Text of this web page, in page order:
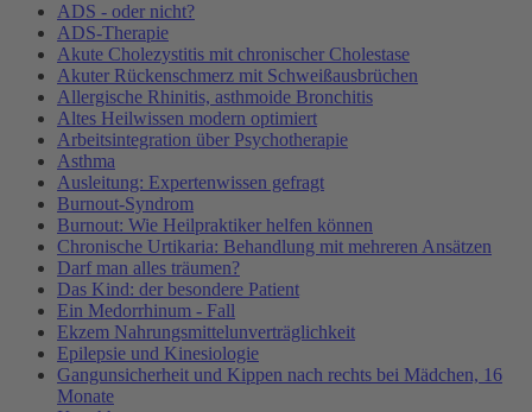
ADS - oder nicht?
ADS-Therapie
Akute Cholezystitis mit chronischer Cholestase
Akuter Rückenschmerz mit Schweißausbrüchen
Allergische Rhinitis, asthmoide Bronchitis
Altes Heilwissen modern optimiert
Arbeitsintegration über Psychotherapie
Asthma
Ausleitung: Expertenwissen gefragt
Burnout-Syndrom
Burnout: Wie Heilpraktiker helfen können
Chronische Urtikaria: Behandlung mit mehreren Ansätzen
Darf man alles träumen?
Das Kind: der besondere Patient
Ein Medorrhinum - Fall
Ekzem Nahrungsmittelunverträglichkeit
Epilepsie und Kinesiologie
Gangunsicherheit und Kippen nach rechts bei Mädchen, 16
Monate